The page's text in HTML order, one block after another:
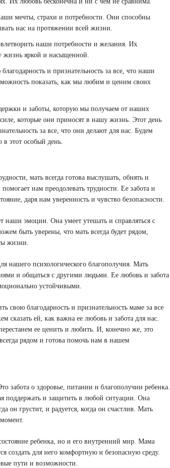
мечты, страхи и потребности. Они способны
нас на протяжении всей жизни.
наши потребности и желания. Их
жизнь яркой и насыщенной.
и признательность за все, что наши
показать, как мы любим и ценим своих
и заботы, которую мы получаем от наших
которые они приносят в нашу жизнь. Этот день
за все, что они делают для нас. Будем
в этот особый день.
мать всегда готова выслушать, обнять и
нам преодолевать трудности. Ее забота и
даря нам уверенность и чувство безопасности.
эмоции. Она умеет утешать и справляться с
быть уверены, что мать всегда будет рядом,
жизни.
нашего психологического благополучия. Мать
и общаться с другими людьми. Ее любовь и забота
устойчивыми.
свою благодарность и признательность маме за все
сказать ей, как важна ее любовь и забота для нас.
ее ценить и любить. И, конечно же, это
рядом и готова помочь нам в нашем
забота о здоровье, питании и благополучии ребенка.
поддержать и защитить в любой ситуации. Она
он грустит, и радуется, когда он счастлив. Мать
ребенка, но и его внутренний мир. Мама
создать для него комфортную и безопасную среду.
пути и возможности.